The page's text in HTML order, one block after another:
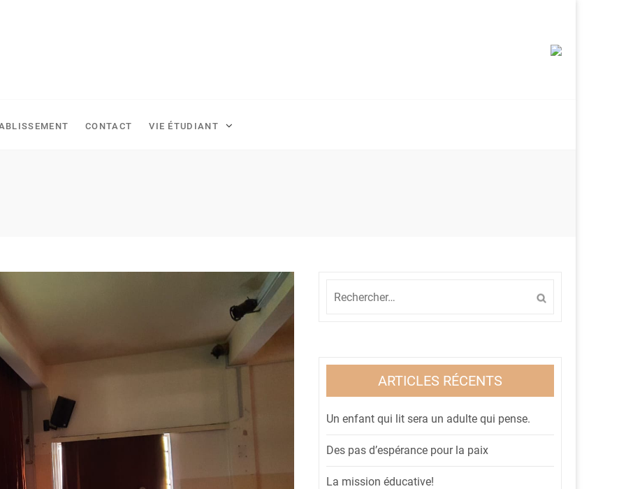
CONTACT VIE ÉTUDIANT
ARTICLES RÉCENTS
Un enfant qui lit sera un adulte qui pense.
Des pas d’espérance pour la paix
La mission éducative!